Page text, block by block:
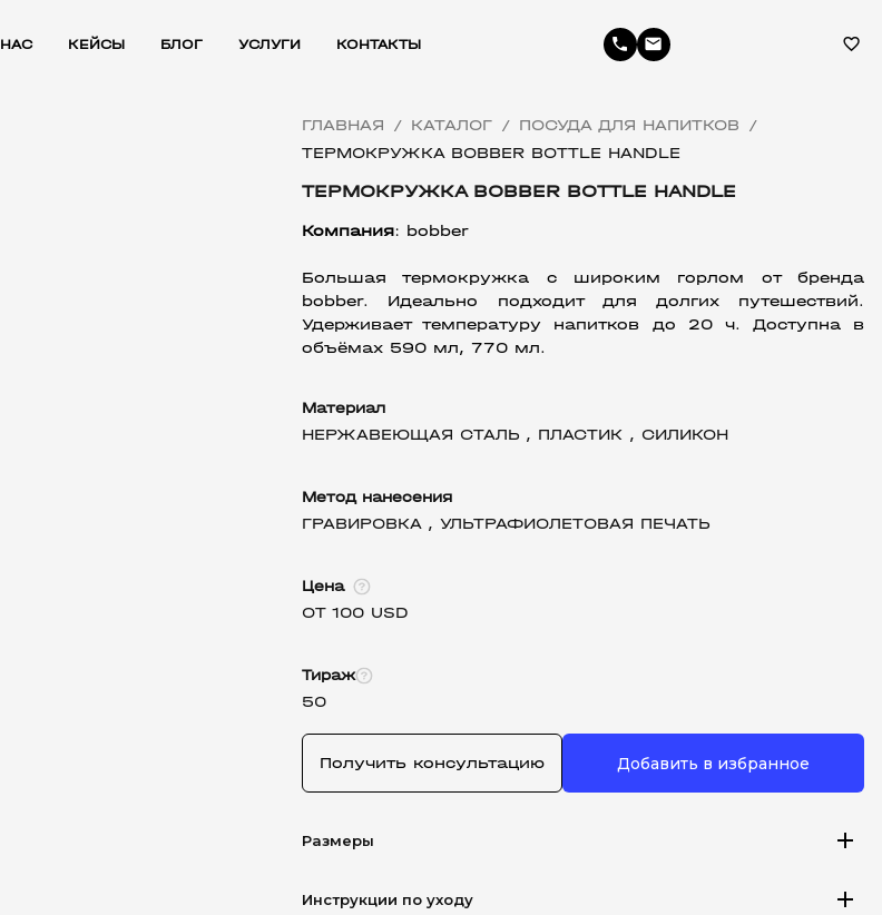
КЕЙСЫ БЛОГ УСЛУГИ КОНТАКТЫ phone email favorite_border
ГЛАВНАЯ / КАТАЛОГ / ПОСУДА ДЛЯ НАПИТКОВ /
ТЕРМОКРУЖКА BOBBER BOTTLE HANDLE
ТЕРМОКРУЖКА BOBBER BOTTLE HANDLE
Компания: bobber
Большая термокружка с широким горлом от бренда
bobber. Идеально подходит для долгих путешествий.
Удерживает температуру напитков до 20 ч. Доступна в
объёмах 590 мл, 770 мл.
Материал
НЕРЖАВЕЮЩАЯ СТАЛЬ , ПЛАСТИК , СИЛИКОН
Метод нанесения
ГРАВИРОВКА ,УЛЬТРАФИОЛЕТОВАЯ ПЕЧАТЬ
Цена
ОТ 100 USD
Тираж
50
Получить консультацию Добавить в избранное
Размеры add
Инструкции по уходу add